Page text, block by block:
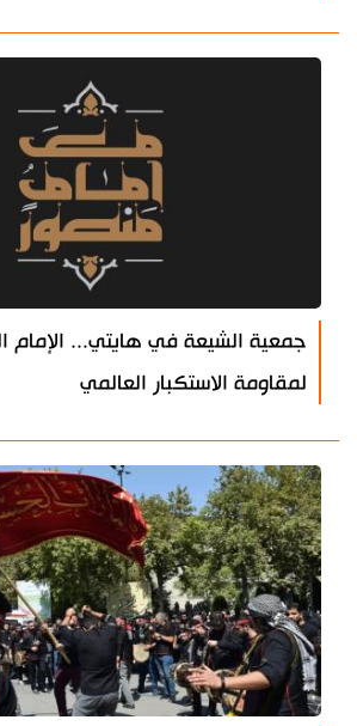
جمعية الشيعة في هايتي... الإمام
لمقاومة الاستكبار العالمي